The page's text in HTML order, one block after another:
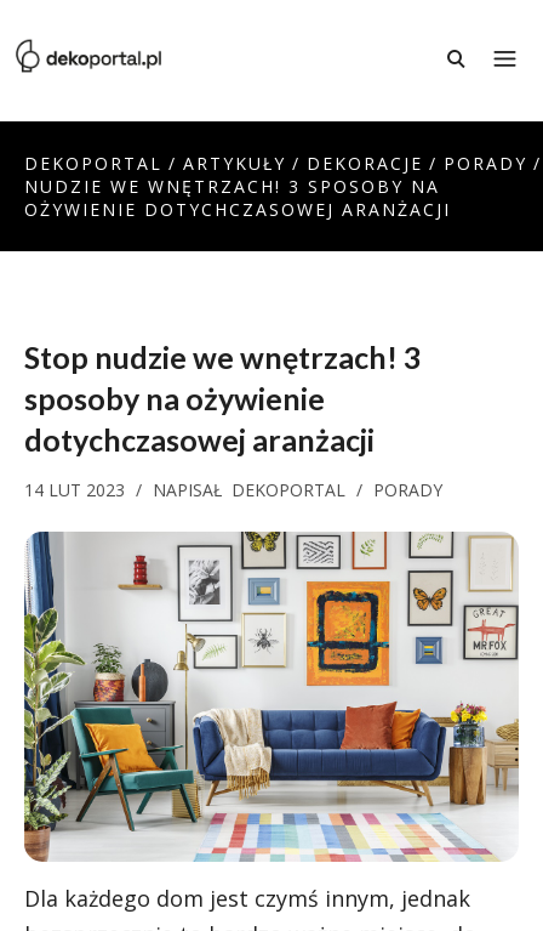
DEKOPORTAL / ARTYKUŁY / DEKORACJE / PORADY /
NUDZIE WE WNĘTRZACH! 3 SPOSOBY NA
OŻYWIENIE DOTYCHCZASOWEJ ARANŻACJI
Stop nudzie we wnętrzach! 3
sposoby na ożywienie
dotychczasowej aranżacji
14 LUT 2023 / NAPISAŁ DEKOPORTAL / PORADY
Dla każdego dom jest czymś innym, jednak